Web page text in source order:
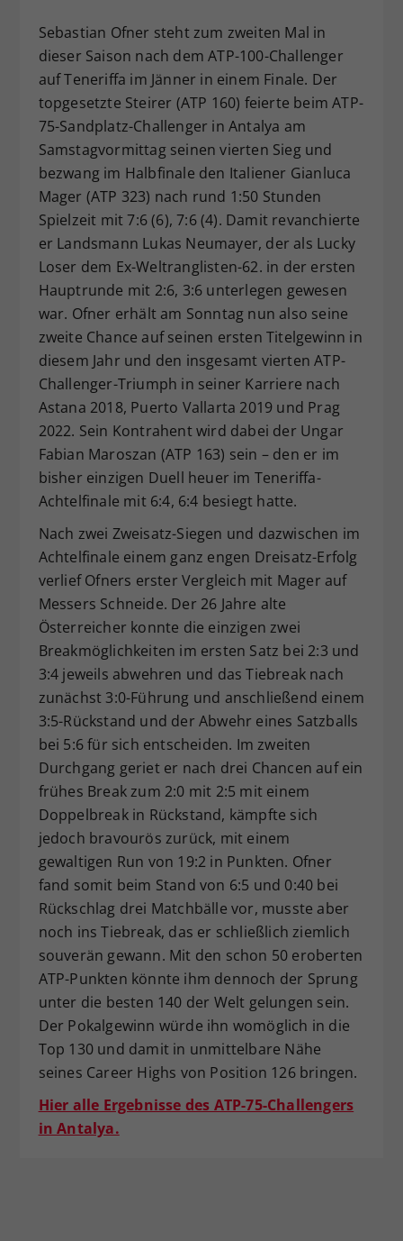
Sebastian Ofner steht zum zweiten Mal in
dieser Saison nach dem ATP-100-Challenger
auf Teneriffa im Jänner in einem Finale. Der
topgesetzte Steirer (ATP 160) feierte beim ATP-
75-Sandplatz-Challenger in Antalya am
Samstagvormittag seinen vierten Sieg und
bezwang im Halbfinale den Italiener Gianluca
Mager (ATP 323) nach rund 1:50 Stunden
Spielzeit mit 7:6 (6), 7:6 (4). Damit revanchierte
er Landsmann Lukas Neumayer, der als Lucky
Loser dem Ex-Weltranglisten-62. in der ersten
Hauptrunde mit 2:6, 3:6 unterlegen gewesen
war. Ofner erhält am Sonntag nun also seine
zweite Chance auf seinen ersten Titelgewinn in
diesem Jahr und den insgesamt vierten ATP-
Challenger-Triumph in seiner Karriere nach
Astana 2018, Puerto Vallarta 2019 und Prag
2022. Sein Kontrahent wird dabei der Ungar
Fabian Maroszan (ATP 163) sein – den er im
bisher einzigen Duell heuer im Teneriffa-
Achtelfinale mit 6:4, 6:4 besiegt hatte.
Nach zwei Zweisatz-Siegen und dazwischen im
Achtelfinale einem ganz engen Dreisatz-Erfolg
verlief Ofners erster Vergleich mit Mager auf
Messers Schneide. Der 26 Jahre alte
Österreicher konnte die einzigen zwei
Breakmöglichkeiten im ersten Satz bei 2:3 und
3:4 jeweils abwehren und das Tiebreak nach
zunächst 3:0-Führung und anschließend einem
3:5-Rückstand und der Abwehr eines Satzballs
bei 5:6 für sich entscheiden. Im zweiten
Durchgang geriet er nach drei Chancen auf ein
frühes Break zum 2:0 mit 2:5 mit einem
Doppelbreak in Rückstand, kämpfte sich
jedoch bravourös zurück, mit einem
gewaltigen Run von 19:2 in Punkten. Ofner
fand somit beim Stand von 6:5 und 0:40 bei
Rückschlag drei Matchbälle vor, musste aber
noch ins Tiebreak, das er schließlich ziemlich
souverän gewann. Mit den schon 50 eroberten
ATP-Punkten könnte ihm dennoch der Sprung
unter die besten 140 der Welt gelungen sein.
Der Pokalgewinn würde ihn womöglich in die
Top 130 und damit in unmittelbare Nähe
seines Career Highs von Position 126 bringen.
Hier alle Ergebnisse des ATP-75-Challengers
in Antalya.
Zweck
Einstellungen. Unter anderem eine
zufällig generierte ID, für die
historische Speicherung Ihrer
vorgenommen Einstellungen, falls der
Webseiten-Betreiber dies eingestellt
hat.